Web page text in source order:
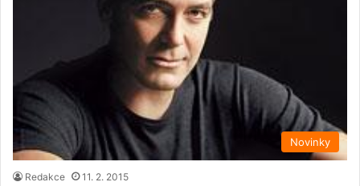
Novinky
Redakce 11. 2. 2015